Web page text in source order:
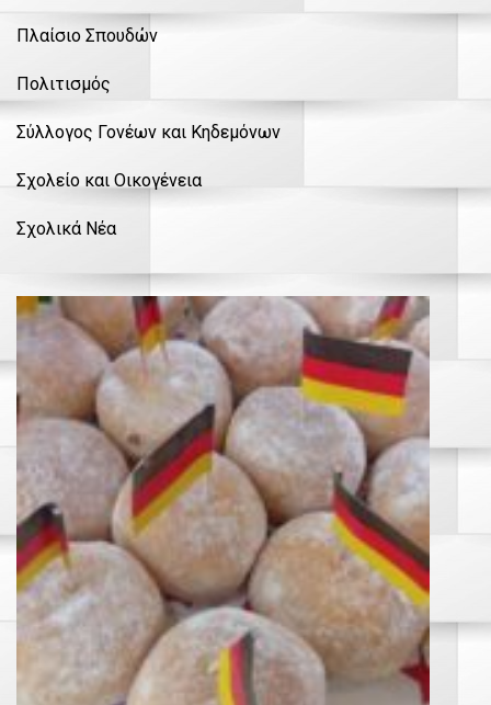
Πλαίσιο Σπουδών
Πολιτισμός
Σύλλογος Γονέων και Κηδεμόνων
Σχολείο και Οικογένεια
Σχολικά Νέα